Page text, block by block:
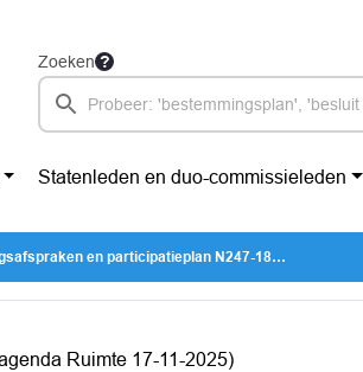
Zoeken
Statenleden en duo-commissieleden
N247-18 Bernhardbrug (C-agenda Ruimte 17-11-2025)
Ruimte 17-11-2025)